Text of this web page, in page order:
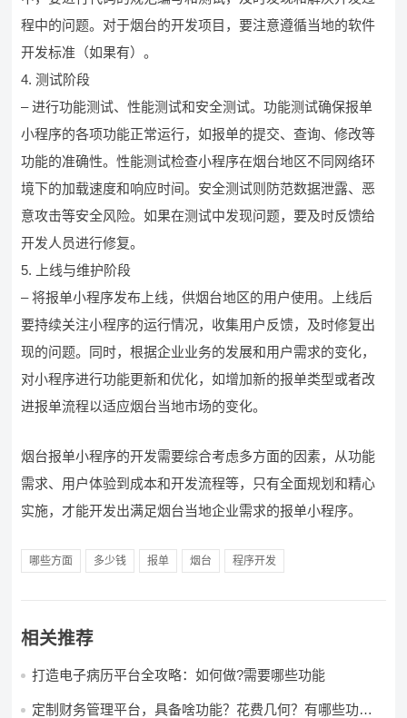
程中的问题。对于烟台的开发项目，要注意遵循当地的软件
开发标准（如果有）。
4. 测试阶段
– 进行功能测试、性能测试和安全测试。功能测试确保报单
小程序的各项功能正常运行，如报单的提交、查询、修改等
功能的准确性。性能测试检查小程序在烟台地区不同网络环
境下的加载速度和响应时间。安全测试则防范数据泄露、恶
意攻击等安全风险。如果在测试中发现问题，要及时反馈给
开发人员进行修复。
5. 上线与维护阶段
– 将报单小程序发布上线，供烟台地区的用户使用。上线后
要持续关注小程序的运行情况，收集用户反馈，及时修复出
现的问题。同时，根据企业业务的发展和用户需求的变化，
对小程序进行功能更新和优化，如增加新的报单类型或者改
进报单流程以适应烟台当地市场的变化。
烟台报单小程序的开发需要综合考虑多方面的因素，从功能
需求、用户体验到成本和开发流程等，只有全面规划和精心
实施，才能开发出满足烟台当地企业需求的报单小程序。
哪些方面 多少钱 报单 烟台 程序开发
相关推荐
打造电子病历平台全攻略：如何做?需要哪些功能
定制财务管理平台，具备啥功能？花费几何？有哪些功能?